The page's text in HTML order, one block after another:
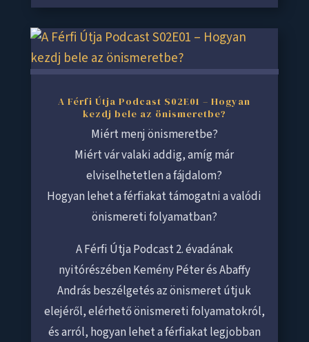
A Férfi Útja Podcast S02E01 – Hogyan
kezdj bele az önismeretbe?
Miért menj önismeretbe?
Miért vár valaki addig, amíg már
elviselhetetlen a fájdalom?
Hogyan lehet a férfiakat támogatni a valódi
önismereti folyamatban?
A Férfi Útja Podcast 2. évadának
nyitórészében Kemény Péter és Abaffy
András beszélgetés az önismeret útjuk
elejéről, elérhető önismereti folyamatokról,
és arról, hogyan lehet a férfiakat legjobban